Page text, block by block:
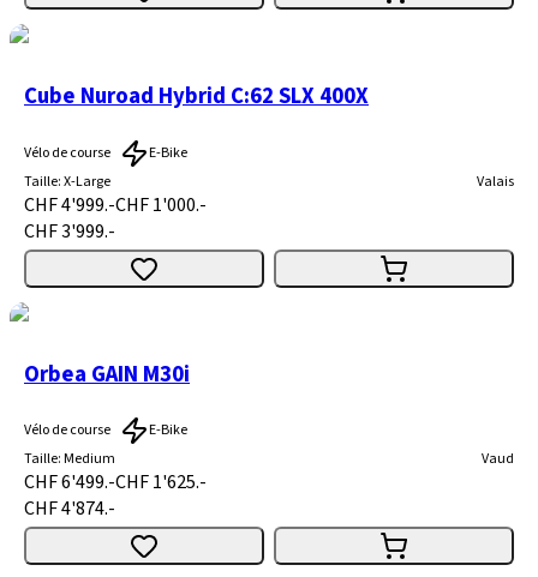
Cube Nuroad Hybrid C:62 SLX 400X
Vélo de course
E-Bike
Taille:X-Large Valais
CHF 4'999.-CHF 1'000.-
CHF 3'999.-
Orbea GAIN M30i
Vélo de course
E-Bike
Taille:Medium Vaud
CHF 6'499.-CHF 1'625.-
CHF 4'874.-